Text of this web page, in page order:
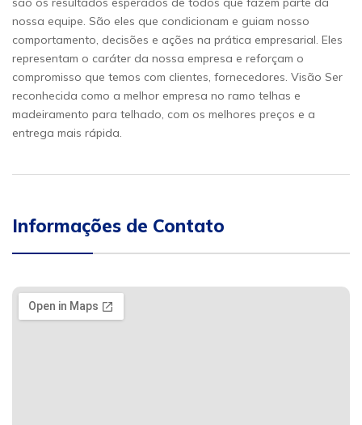
nossa equipe. São eles que condicionam e guiam nosso
comportamento, decisões e ações na prática empresarial. Eles
representam o caráter da nossa empresa e reforçam o
compromisso que temos com clientes, fornecedores. Visão Ser
reconhecida como a melhor empresa no ramo telhas e
madeiramento para telhado, com os melhores preços e a
entrega mais rápida.
Informações de Contato